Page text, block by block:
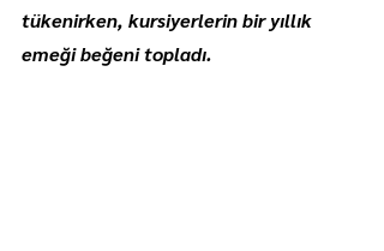
tükenirken, kursiyerlerin bir yıllık
emeği beğeni topladı.